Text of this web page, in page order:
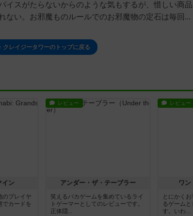
イスがたらないからのような気もするが、惜しい商
ない。お邪魔ものルールでのお邪魔物の定石は毎回...
クレイジータワーのトップに戻る
イン
のプレイヤ
でカードを
レビュー
アンダー・ザ・テーブラー
笑えるバカゲームを集めているライ
トゲーマーとしてのレビューです。
正体隠...
レビュー
ワ
とにかく
るゲーム
す。いわ...